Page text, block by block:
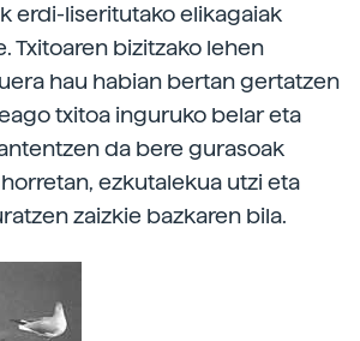
erdi-liseritutako elikagaiak
Txitoaren bizitzako lehen
hau habian bertan gertatzen
txitoa inguruko belar eta
da bere gurasoak
ezkutalekua utzi eta
zaizkie bazkaren bila.